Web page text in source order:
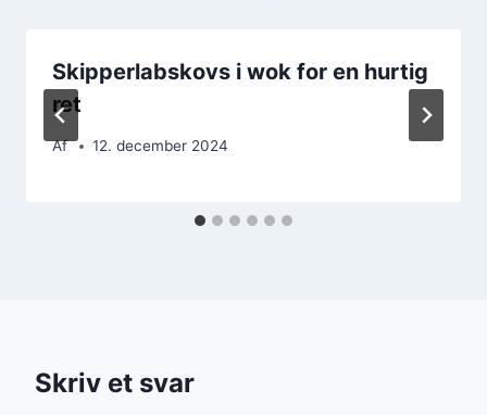
Skipperlabskovs i wok for en hurtig
ret
Af 12. december 2024
Skriv et svar